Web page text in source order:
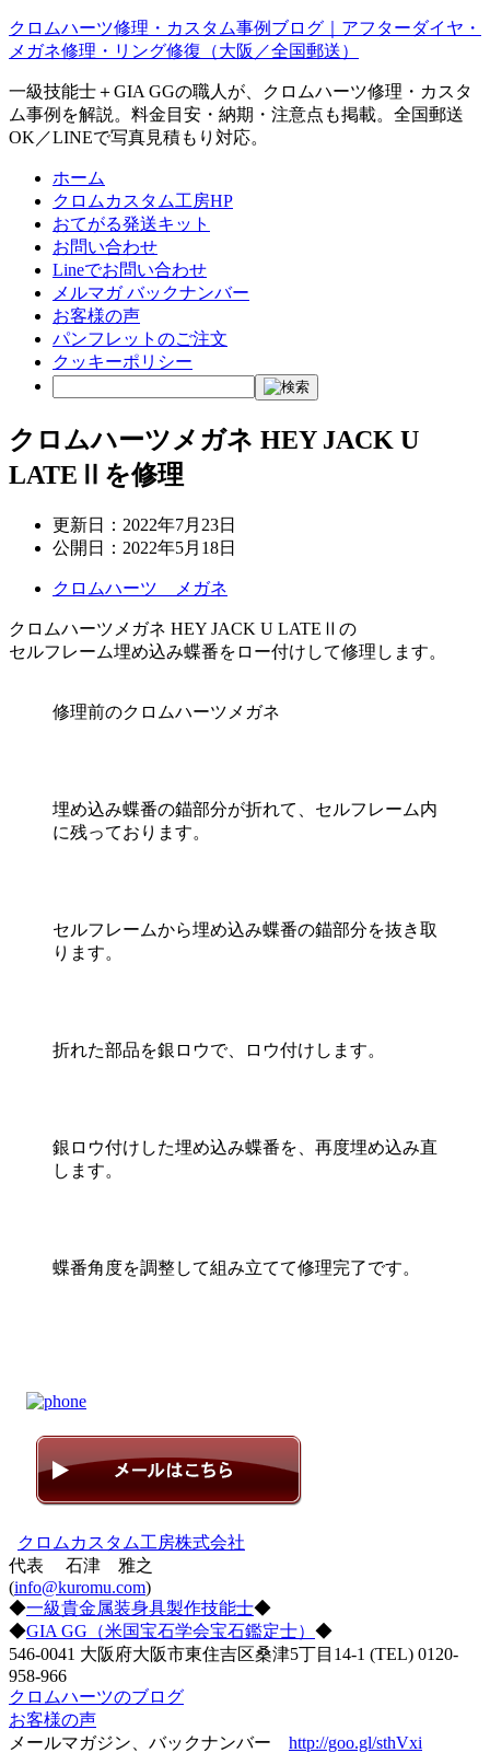
クロムハーツ修理・カスタム事例ブログ｜アフターダイヤ・
メガネ修理・リング修復（大阪／全国郵送）
一級技能士＋GIA GGの職人が、クロムハーツ修理・カスタ
ム事例を解説。料金目安・納期・注意点も掲載。全国郵送
OK／LINEで写真見積もり対応。
ホーム
クロムカスタム工房HP
おてがる発送キット
お問い合わせ
Lineでお問い合わせ
メルマガ バックナンバー
お客様の声
パンフレットのご注文
クッキーポリシー
クロムハーツメガネ HEY JACK U
LATEⅡを修理
更新日： 2022年7月23日
公開日： 2022年5月18日
クロムハーツ メガネ
クロムハーツメガネ HEY JACK U LATEⅡの
セルフレーム埋め込み蝶番をロー付けして修理します。
修理前のクロムハーツメガネ
埋め込み蝶番の錨部分が折れて、セルフレーム内
に残っております。
セルフレームから埋め込み蝶番の錨部分を抜き取
ります。
折れた部品を銀ロウで、ロウ付けします。
銀ロウ付けした埋め込み蝶番を、再度埋め込み直
します。
蝶番角度を調整して組み立てて修理完了です。
クロムカスタム工房株式会社
代表 石津 雅之
(info@kuromu.com)
◆一級貴金属装身具製作技能士◆
◆GIA GG（米国宝石学会宝石鑑定士） ◆
546-0041 大阪府大阪市東住吉区桑津5丁目14-1 (TEL) 0120-
958-966
クロムハーツのブログ
お客様の声
メールマガジン、バックナンバー http://goo.gl/sthVxi